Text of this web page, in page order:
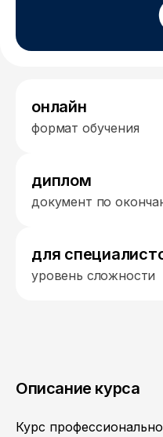
онлайн
формат обучения
диплом
документ по
для
уровень сложности
Описание курса
Курс